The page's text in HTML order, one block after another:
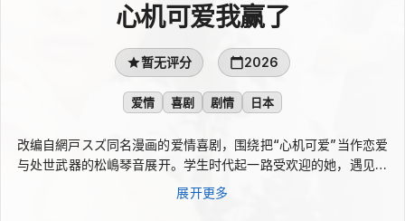
心机可爱我赢了
暂无评分 2026
爱情 喜剧 剧情 日本
改编自網戸スズ同名漫画的爱情喜剧，围绕把“心机可爱”当作恋爱
与处世武器的松嶋琴音展开。学生时代起一路受欢迎的她，遇见更
高段位的佐原奈津奈后首次受挫：身边人的目光被对方夺走，连她
看中的帅气上司清水将贵也受到吸引。奈津奈同样把琴音视为劲
展开更多